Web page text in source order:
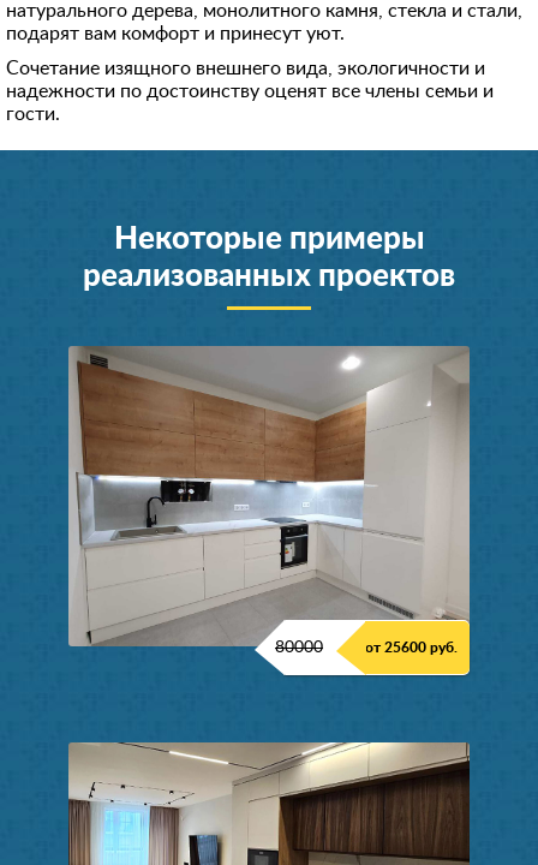
натурального дерева, монолитного камня, стекла и стали,
подарят вам комфорт и принесут уют.
Сочетание изящного внешнего вида, экологичности и
надежности по достоинству оценят все члены семьи и
гости.
Некоторые примеры
реализованных проектов
80000 от 25600 руб.